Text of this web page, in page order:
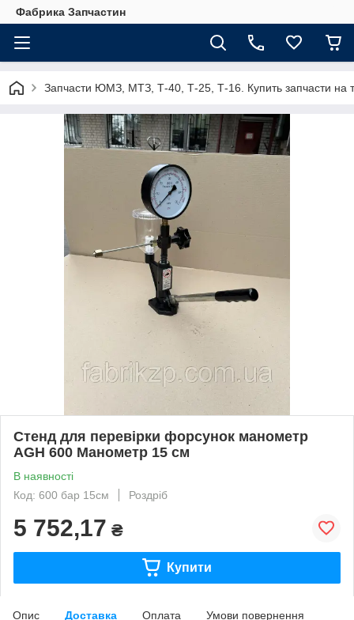
Фабрика Запчастин
Запчасти ЮМЗ, МТЗ, Т-40, Т-25, Т-16. Купить запчасти
Стенд для перевірки форсунок манометр
AGH 600 Манометр 15 см
В наявності
Код: 600 бар 15см
Роздріб
5 752,17 ₴
Купити
Опис Доставка Оплата Умови повернення